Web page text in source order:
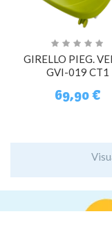
GIRELLO PIEG.
GVI-019 CT1
69,90 €